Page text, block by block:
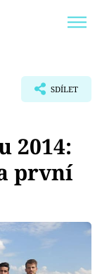
SDÍLET
2014:
první